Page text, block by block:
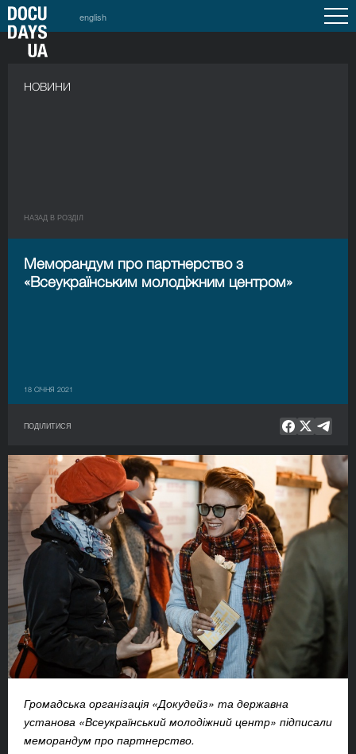
english
НОВИНИ
НАЗАД В РОЗДIЛ
Меморандум про партнерство з
«Всеукраїнським молодіжним центром»
18 СІЧНЯ 2021
ПОДІЛИТИСЯ
Громадська організація «Докудейз» та державна
установа «Всеукраїнський молодіжний центр» підписали
меморандум про партнерство.